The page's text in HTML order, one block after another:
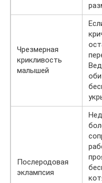
Чрезмерная
крикливость
малышей
Послеродовая
эклампсия